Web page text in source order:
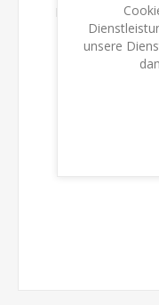
Bitte wählen Sie
unsere